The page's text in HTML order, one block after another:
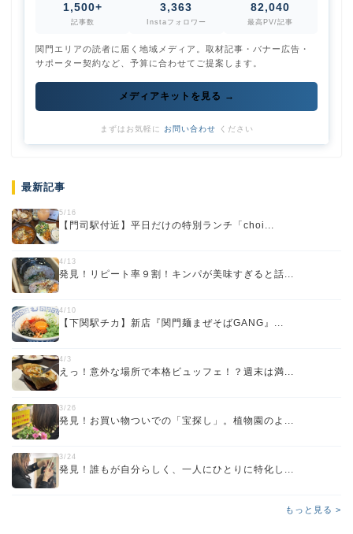
1,500+
記事数
3,363
Instaフォロワー
82,040
最高PV/記事
関門エリアの読者に届く地域メディア。取材記事・バナー広告・
サポーター契約など、予算に合わせてご提案します。
メディアキットを見る →
まずはお気軽に お問い合わせ ください
最新記事
5/16
【門司駅付近】平日だけの特別ランチ「choi...
4/13
発見！リピート率９割！キンパが美味すぎると話...
4/10
【下関駅チカ】新店『関門麺まぜそばGANG』...
4/3
えっ！意外な場所で本格ビュッフェ！？週末は満...
3/26
発見！お買い物ついでの「宝探し」。植物園のよ...
3/24
発見！誰もが自分らしく、一人にひとりに特化し...
もっと見る >